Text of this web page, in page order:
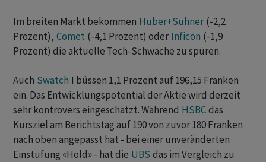
Im breiten Markt bekommen Huber+Suhner (-2,2
Prozent), Comet (-4,1 Prozent) oder Inficon (-1,9
Prozent) die aktuelle Tech-Schwäche zu spüren.
Auch Swatch I büssen 1,1 Prozent auf 196,15 Franken
ein. Das Entwicklungspotential der Aktie wird derzeit
sehr kontrovers eingeschätzt. Während HSBCdas
Kursziel am Berichtstag auf 190 von zuvor 180 Franken
nach oben angepasst hat - bei einer unveränderten
Einstufung «Hold» - hat die UBS das im Vergleich zu